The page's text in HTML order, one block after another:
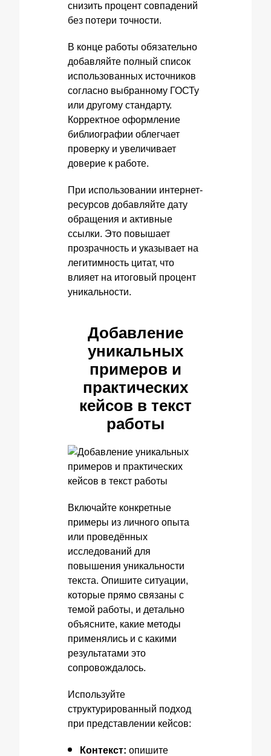
снизить процент совпадений
без потери точности.
В конце работы обязательно
добавляйте полный список
использованных источников
согласно выбранному ГОСТу
или другому стандарту.
Корректное оформление
библиографии облегчает
проверку и увеличивает
доверие к работе.
При использовании интернет-
ресурсов добавляйте дату
обращения и активные
ссылки. Это повышает
прозрачность и указывает на
легитимность цитат, что
влияет на итоговый процент
уникальности.
Добавление
уникальных
примеров и
практических
кейсов в текст
работы
Включайте конкретные
примеры из личного опыта
или проведённых
исследований для
повышения уникальности
текста. Опишите ситуации,
которые прямо связаны с
темой работы, и детально
объясните, какие методы
применялись и с какими
результатами это
сопровождалось.
Используйте
структурированный подход
при представлении кейсов:
Контекст: опишите